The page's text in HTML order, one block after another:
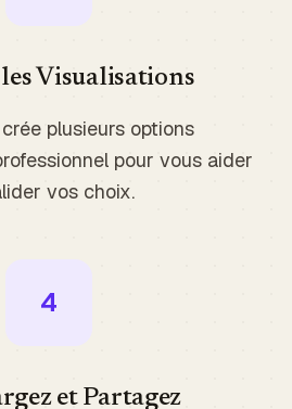
Visualisations
plusieurs options
pour vous aider
vos choix.
4
et Partagez